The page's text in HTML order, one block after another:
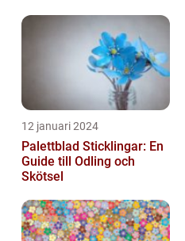
12 januari 2024
Palettblad Sticklingar: En
Guide till Odling och
Skötsel